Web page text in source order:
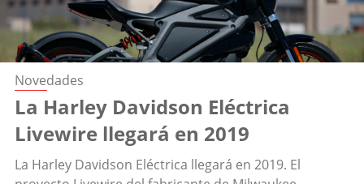
Novedades
La Harley Davidson Eléctrica
Livewire llegará en 2019
La Harley Davidson Eléctrica llegará en 2019. El